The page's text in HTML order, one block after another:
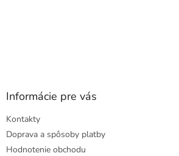
Informácie pre vás
Kontakty
Doprava a spôsoby platby
Hodnotenie obchodu